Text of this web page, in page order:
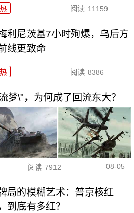
阅读 11159
利尼茨基7小时殉爆，乌后方
线更致命
阅读 8386
梦\"，为何成了回流东大？
阅读 7912 08-05
局的模糊艺术：普京核红
到底有多红？